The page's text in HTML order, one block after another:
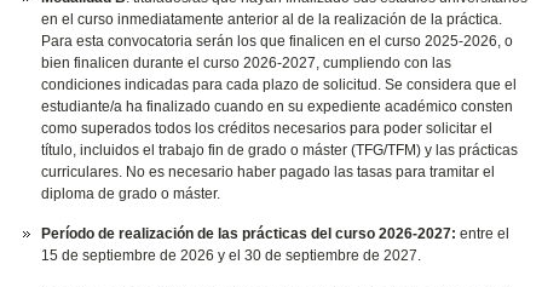
en el curso inmediatamente anterior al de la realización de la práctica.
Para esta convocatoria serán los que finalicen en el curso 2025-2026, o
bien finalicen durante el curso 2026-2027, cumpliendo con las
condiciones indicadas para cada plazo de solicitud. Se considera que el
estudiante/a ha finalizado cuando en su expediente académico consten
como superados todos los créditos necesarios para poder solicitar el
título, incluidos el trabajo fin de grado o máster (TFG/TFM) y las prácticas
curriculares. No es necesario haber pagado las tasas para tramitar el
diploma de grado o máster.
Período de realización de las prácticas del curso 2026-2027:entre el
15 de septiembre de 2026 y el 30 de septiembre de 2027.